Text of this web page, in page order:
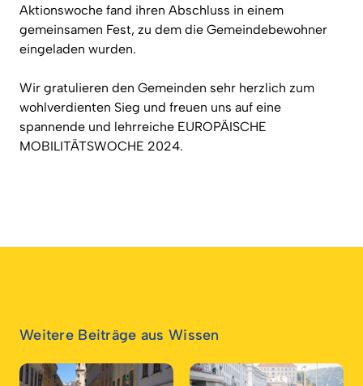
Aktionswoche fand ihren Abschluss in einem
gemeinsamen Fest, zu dem die Gemeindebewohner
eingeladen wurden.
Wir gratulieren den Gemeinden sehr herzlich zum
wohlverdienten Sieg und freuen uns auf eine
spannende und lehrreiche EUROPÄISCHE
MOBILITÄTSWOCHE 2024.
Weitere Beiträge aus Wissen